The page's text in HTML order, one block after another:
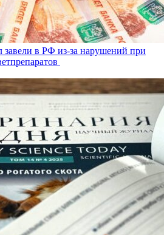
завели в РФ из-за нарушений при